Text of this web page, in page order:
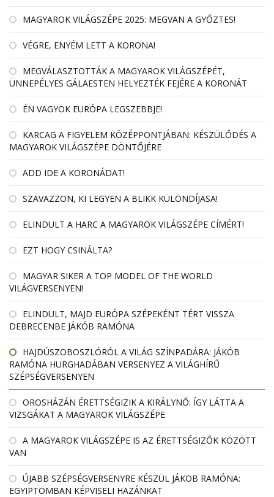
MAGYAROK VILÁGSZÉPE 2025: MEGVAN A GYŐZTES!
VÉGRE, ENYÉM LETT A KORONA!
MEGVÁLASZTOTTÁK A MAGYAROK VILÁGSZÉPÉT,
ÜNNEPÉLYES GÁLAESTEN HELYEZTÉK FEJÉRE A KORONÁT
ÉN VAGYOK EURÓPA LEGSZEBBJE!
KARCAG A FIGYELEM KÖZÉPPONTJÁBAN: KÉSZÜLŐDÉS A
MAGYAROK VILÁGSZÉPE DÖNTŐJÉRE
ADD IDE A KORONÁDAT!
SZAVAZZON, KI LEGYEN A BLIKK KÜLÖNDÍJASA!
ELINDULT A HARC A MAGYAROK VILÁGSZÉPE CÍMÉRT!
EZT HOGY CSINÁLTA?
MAGYAR SIKER A TOP MODEL OF THE WORLD
VILÁGVERSENYEN!
ELINDULT, MAJD EURÓPA SZÉPEKÉNT TÉRT VISSZA
DEBRECENBE JÁKÓB RAMÓNA
HAJDÚSZOBOSZLÓRÓL A VILÁG SZÍNPADÁRA: JÁKÓB
RAMÓNA HURGHADÁBAN VERSENYEZ A VILÁGHÍRŰ
SZÉPSÉGVERSENYEN
OROSHÁZÁN ÉRETTSÉGIZIK A KIRÁLYNŐ: ÍGY LÁTTA A
VIZSGÁKAT A MAGYAROK VILÁGSZÉPE
A MAGYAROK VILÁGSZÉPE IS AZ ÉRETTSÉGIZŐK KÖZÖTT
VAN
ÚJABB SZÉPSÉGVERSENYRE KÉSZÜL JÁKOB RAMÓNA:
EGYIPTOMBAN KÉPVISELI HAZÁNKAT